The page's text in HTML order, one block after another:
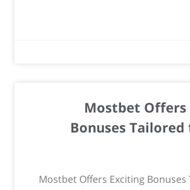
Mostbet Offers
Bonuses
Mostbet Offers Exciting